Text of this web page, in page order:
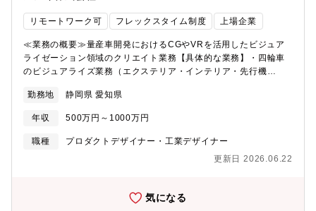
リモートワーク可 フレックスタイム制度 上場企業
≪業務の概要≫量産車開発におけるCGやVRを活用したビジュア
ライゼーション領域のクリエイト業務【具体的な業務】・四輪車
のビジュアライズ業務（エクステリア・インテリア・先行機
ティやマリン製品のビジュアライズ業務確認と承認プロセスの中
で、デザインの魅力を伝達するビジュアライゼーション業務（動
画／静止画制作）全般を担当していただきます。その中で、
Unreal Engineを初めとした各デジタルソフトウェアを用い、環
だきます。≪採用背景≫これからますますグローバルな成長を見
い、外部からの視点を期待しています。いわゆるタコツボにはま
らないためにも、ご自身が経験した外部からの視点で活発な意見
勤務地 静岡県 愛知県
年収 500万円～1000万円
職種
プロダクトデザイナー・工業デザイナー
更新日 2026.06.22
気になる